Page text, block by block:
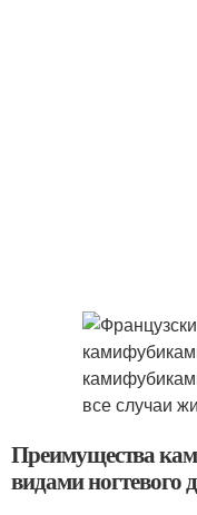
Преимущества
видами ногтевого